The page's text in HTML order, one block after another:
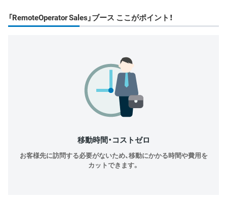
「RemoteOperator Sales」ブース ここがポイント！
移動時間・コストゼロ
お客様先に訪問する必要がないため、移動にかかる時間や費用を
カットできます。